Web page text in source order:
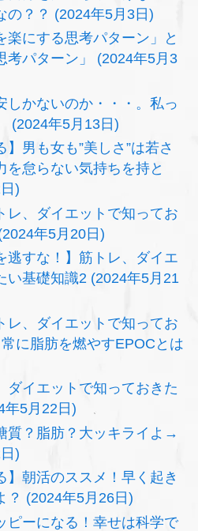
の？？ (2024年5月3日)
楽にする思考パターン」と
考パターン」 (2024年5月3
しかないのか・・・。私っ
年5月13日)
】男も女も”美しさ”は若さ
を怠らない気持ちを持と
)
レ、ダイエットで知ってお
年5月20日)
逃すな！】筋トレ、ダイエ
い基礎知識2 (2024年5月21
レ、ダイエットで知ってお
に脂肪を燃やすEPOCとは
ダイエットで知っておきた
年5月22日)
質？脂肪？大ッキライよ→
)
】朝活のススメ！早く起き
？ (2024年5月26日)
ピーになる！幸せは科学で